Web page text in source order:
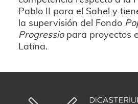
Pablo II para el Sahel y
la supervisión del Fondo
Progressiopara proyectos
Latina.